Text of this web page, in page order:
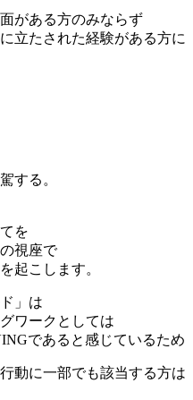
がある方のみならず
立たされた経験がある方に
する。
を
視座で
起こします。
」は
ワークとしては
であると感じているため
動に一部でも該当する方は